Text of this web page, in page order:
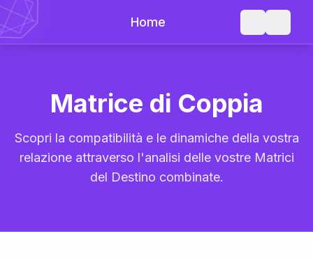
Home
Matrice di Coppia
Scopri la compatibilità e le dinamiche della vostra
relazione attraverso l'analisi delle vostre Matrici
del Destino combinate.